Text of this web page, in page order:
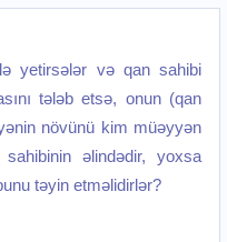
yetirsələr və qan sahibi
tələb etsə, onun (qan
növünü kim müəyyən
əlindədir, yoxsa
təyin etməlidirlər?